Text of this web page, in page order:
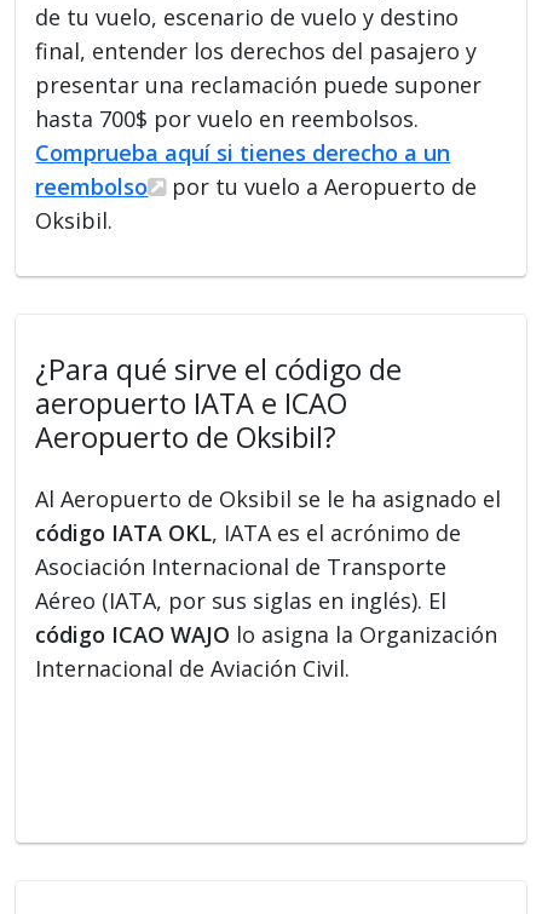
de tu vuelo, escenario de vuelo y destino
final, entender los derechos del pasajero y
presentar una reclamación puede suponer
hasta 700$ por vuelo en reembolsos.
Comprueba aquí si tienes derecho a un
reembolso
por tu vuelo a Aeropuerto de
Oksibil.
¿Para qué sirve el código de
aeropuerto IATA e ICAO
Aeropuerto de Oksibil?
Al Aeropuerto de Oksibil se le ha asignado el
código IATA OKL, IATA es el acrónimo de
Asociación Internacional de Transporte
Aéreo (IATA, por sus siglas en inglés). El
código ICAO WAJO lo asigna la Organización
Internacional de Aviación Civil.